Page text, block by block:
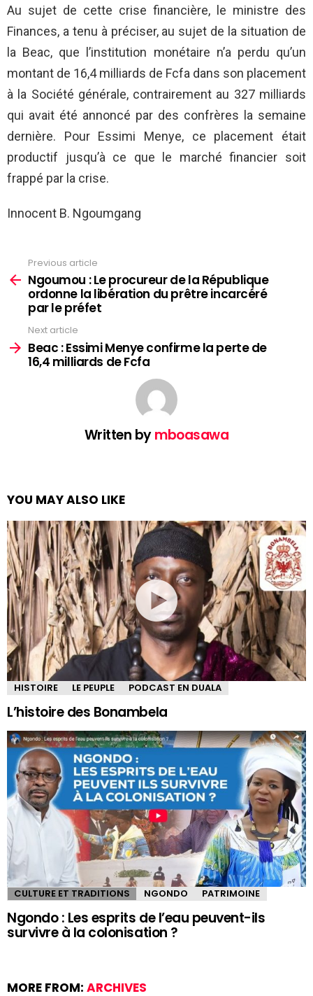
Au sujet de cette crise financière, le ministre des
Finances, a tenu à préciser, au sujet de la situation de
la Beac, que l’institution monétaire n’a perdu qu’un
montant de 16,4 milliards de Fcfa dans son placement
à la Société générale, contrairement au 327 milliards
qui avait été annoncé par des confrères la semaine
dernière. Pour Essimi Menye, ce placement était
productif jusqu’à ce que le marché financier soit
frappé par la crise.
Innocent B. Ngoumgang
more
Previous article
Ngoumou : Le procureur de la République
ordonne la libération du prêtre incarcéré
par le préfet
Next article
Beac : Essimi Menye confirme la perte de
16,4 milliards de Fcfa
Written bymboasawa
YOU MAY ALSO LIKE
HISTOIRE LE PEUPLE PODCAST EN DUALA
L’histoire des Bonambela
CULTURE ET TRADITIONS NGONDO PATRIMOINE
Ngondo : Les esprits de l’eau peuvent-ils
survivre à la colonisation ?
MORE FROM: ARCHIVES